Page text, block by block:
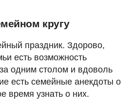
кругу
праздник. Здорово,
есть возможность
одним столом и вдоволь
есть семейные анекдоты о
время узнать о них.